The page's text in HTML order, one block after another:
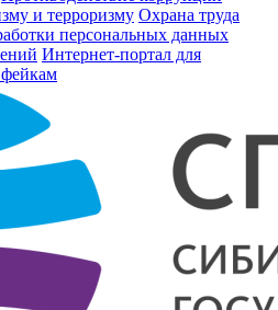
и терроризму Охрана труда
персональных данных
Интернет-портал для